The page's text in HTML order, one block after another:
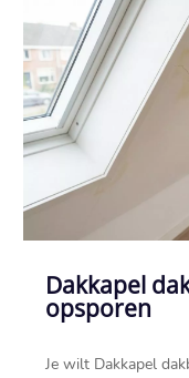
Dakkapel
opsporen
Je wilt Dakkapel